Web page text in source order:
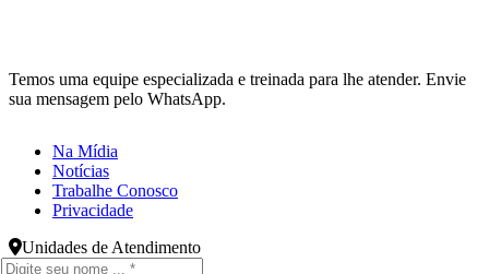
Temos uma equipe especializada e treinada para lhe atender. Envie
sua mensagem pelo WhatsApp.
Na Mídia
Notícias
Trabalhe Conosco
Privacidade
Unidades de Atendimento